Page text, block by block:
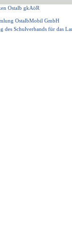
Ostalb gkAöR
OstalbMobil GmbH
des Schulverbands für das